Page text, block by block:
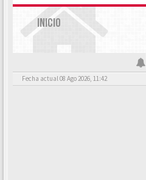
INICIO
Fecha actual 08 Ago 2026, 11:42